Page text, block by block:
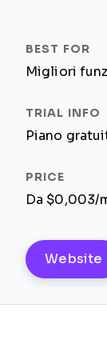
Migliori
Piano
Da $0,003/
Website